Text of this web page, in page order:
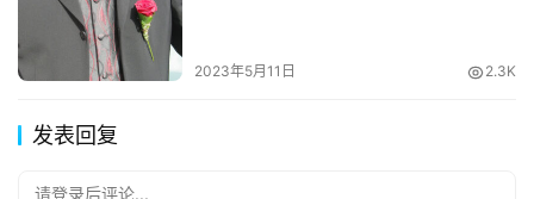
2023年5月11日 2.3K
发表回复
请登录后评论...